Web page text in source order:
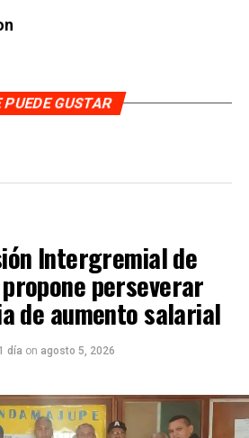
PUEDE GUSTAR
Intergremial de
perseverar
de aumento salarial
día on agosto 5, 2026